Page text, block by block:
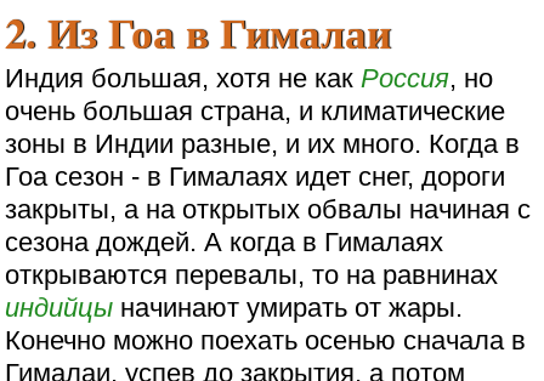
2. Из Гоа в Гималаи
Индия большая, хотя не какРоссия, но
очень большая страна, и климатические
зоны в Индии разные, и их много. Когда в
Гоа сезон - в Гималаях идет снег, дороги
закрыты, а на открытых обвалы начиная с
сезона дождей. А когда в Гималаях
открываются перевалы, то на равнинах
индийцы начинают умирать от жары.
Конечно можно поехать осенью сначала в
Гималаи, успев до закрытия, а потом